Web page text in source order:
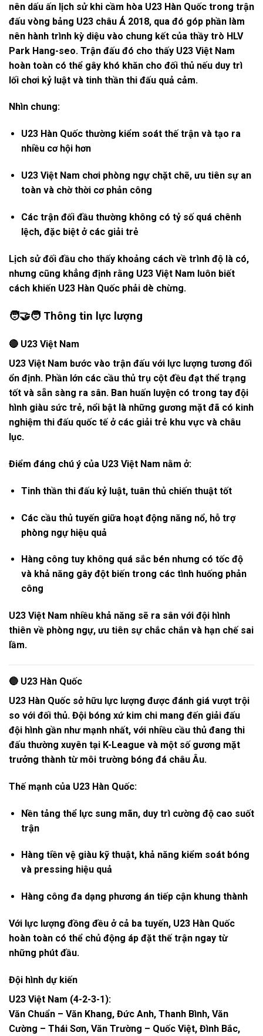
nên dấu ấn lịch sửkhi cầm hòa U23 Hàn Quốc trong trận
đấu vòng bảng U23 châu Á 2018, qua đó góp phần làm
nên hành trình kỳ diệu vào chung kết của thầy trò HLV
Park Hang-seo. Trận đấu đó cho thấy U23 Việt Nam
hoàn toàn có thể gây khó khăn cho đối thủ nếu duy trì
lối chơi kỷ luật và tinh thần thi đấu quả cảm.
Nhìn chung:
U23 Hàn Quốcthường kiểm soát thế trận và tạo ra
nhiều cơ hội hơn
U23 Việt Nam chơi phòng ngự chặt chẽ, ưu tiên sự an
toàn và chờ thời cơ phản công
Các trận đối đầu thường không có tỷ số quá chênh
lệch, đặc biệt ở các giải trẻ
Lịch sử đối đầu cho thấy khoảng cách về trình độ là có,
nhưng cũng khẳng định rằng U23 Việt Nam luôn biết
cách khiến U23 Hàn Quốc phải dè chừng.
🧑‍🤝‍🧑 Thông tin lực lượng
🔴 U23 Việt Nam
U23 Việt Nam bước vào trận đấu với lực lượng tương đối
ổn định. Phần lớn các cầu thủ trụ cột đều đạt thể trạng
tốt và sẵn sàng ra sân. Ban huấn luyện có trong tay đội
hình giàu sức trẻ, nổi bật là những gương mặt đã có kinh
nghiệm thi đấu quốc tế ở các giải trẻ khu vực và châu
lục.
Điểm đáng chú ý của U23 Việt Nam nằm ở:
Tinh thần thi đấu kỷ luật, tuân thủ chiến thuật tốt
Các cầu thủ tuyến giữa hoạt động năng nổ, hỗ trợ
phòng ngự hiệu quả
Hàng công tuy không quá sắc bén nhưng có tốc độ
và khả năng gây đột biến trong các tình huống phản
công
U23 Việt Nam nhiều khả năng sẽ ra sân với đội hình
thiên về phòng ngự, ưu tiên sự chắc chắn và hạn chế sai
lầm.
🔵 U23 Hàn Quốc
U23 Hàn Quốc sở hữu lực lượng được đánh giá vượt trội
so với đối thủ. Đội bóng xứ kim chi mang đến giải đấu
đội hình gần như mạnh nhất, với nhiều cầu thủ đang thi
đấu thường xuyên tại K-League và một số gương mặt
trưởng thành từ môi trường bóng đá châu Âu.
Thế mạnh của U23 Hàn Quốc:
Nền tảng thể lực sung mãn, duy trì cường độ cao suốt
trận
Hàng tiền vệ giàu kỹ thuật, khả năng kiểm soát bóng
và pressing hiệu quả
Hàng công đa dạng phương án tiếp cận khung thành
Với lực lượng đồng đều ở cả ba tuyến, U23 Hàn Quốc
hoàn toàn có thể chủ động áp đặt thế trận ngay từ
những phút đầu.
Đội hình dự kiến
U23 Việt Nam (4-2-3-1):
Văn Chuẩn – Văn Khang, Đức Anh, Thanh Bình, Văn
Cường – Thái Sơn, Văn Trường – Quốc Việt, Đình Bắc,